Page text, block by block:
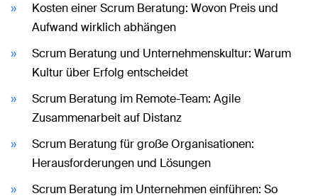
Kosten einer Scrum Beratung: Wovon Preis und
Aufwand wirklich abhängen
Scrum Beratung und Unternehmenskultur: Warum
Kultur über Erfolg entscheidet
Scrum Beratung im Remote-Team: Agile
Zusammenarbeit auf Distanz
Scrum Beratung für große Organisationen:
Herausforderungen und Lösungen
Scrum Beratung im Unternehmen einführen: So